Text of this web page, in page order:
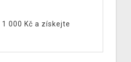
000 Kč a získejte